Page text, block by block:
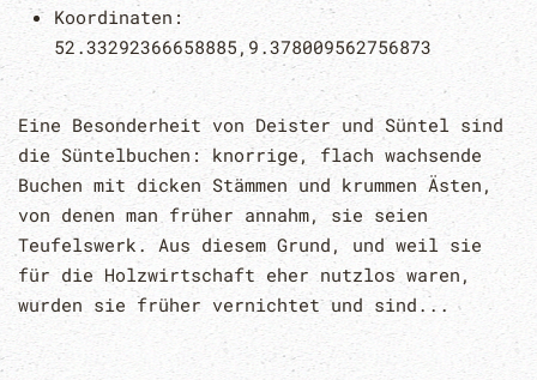
Koordinaten:
52.33292366658885,9.378009562756873
Eine Besonderheit von Deister und Süntel sind
die Süntelbuchen: knorrige, flach wachsende
Buchen mit dicken Stämmen und krummen Ästen,
von denen man früher annahm, sie seien
Teufelswerk. Aus diesem Grund, und weil sie
für die Holzwirtschaft eher nutzlos waren,
wurden sie früher vernichtet und sind...